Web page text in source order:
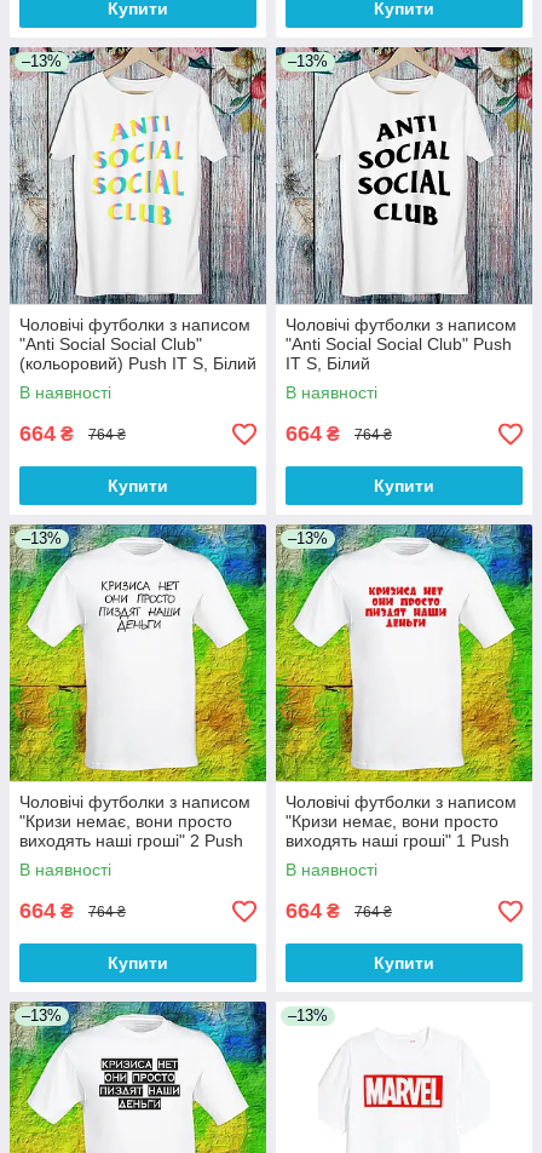
Купити Купити
–13%
Чоловічі футболки з написом
"Anti Social Social Club"
(кольоровий) Push IT S, Білий
В наявності
664 ₴ 764 ₴
Купити
–13%
Чоловічі футболки з написом
"Anti Social Social Club" Push
IT S, Білий
В наявності
664 ₴ 764 ₴
Купити
–13%
Чоловічі футболки з написом
"Кризи немає, вони просто
виходять наші гроші" 2 Push
IT XS, Білий
В наявності
664 ₴ 764 ₴
Купити
–13%
Чоловічі футболки з написом
"Кризи немає, вони просто
виходять наші гроші" 1 Push
IT S, Білий
В наявності
664 ₴ 764 ₴
Купити
–13% –13%